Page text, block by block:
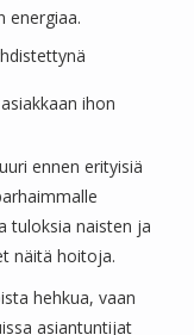
energiaa.
ihon
ennen erityisiä
tuloksia naisten ja
näitä hoitoja.
hehkua, vaan
asiantuntijat